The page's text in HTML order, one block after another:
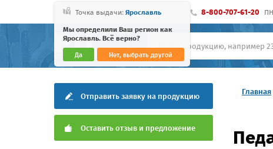
Точка выдачи: Ярославль
Мы определили Ваш регион как
Ярославль. Всё верно?
Да Нет, выбрать другой
8-800-707-61-20
Главная
Отправить заявку на продукцию
Оставить отзыв и предложение